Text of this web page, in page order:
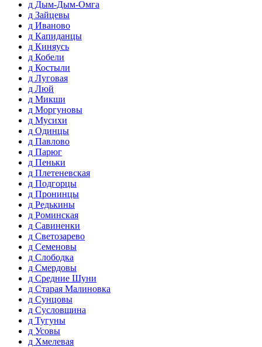
д Дым-Дым-Омга
д Зайцевы
д Иваново
д Капиданцы
д Киняусь
д Кобели
д Костыли
д Луговая
д Люй
д Микши
д Моргуновы
д Мусихи
д Одинцы
д Павлово
д Парюг
д Пеньки
д Плетеневская
д Подгорцы
д Пронинцы
д Редькины
д Роминская
д Савиненки
д Светозарево
д Семеновы
д Слободка
д Смердовы
д Средние Шуни
д Старая Малиновка
д Сунцовы
д Сусловщина
д Тугуны
д Усовы
д Хмелевая